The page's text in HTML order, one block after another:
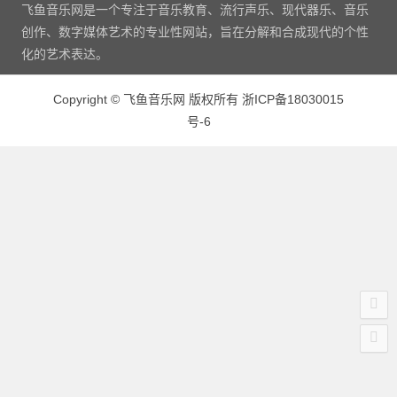
飞鱼音乐网是一个专注于音乐教育、流行声乐、现代器乐、音乐
创作、数字媒体艺术的专业性网站，旨在分解和合成现代的个性
化的艺术表达。
Copyright © 飞鱼音乐网 版权所有 浙ICP备18030015
号-6